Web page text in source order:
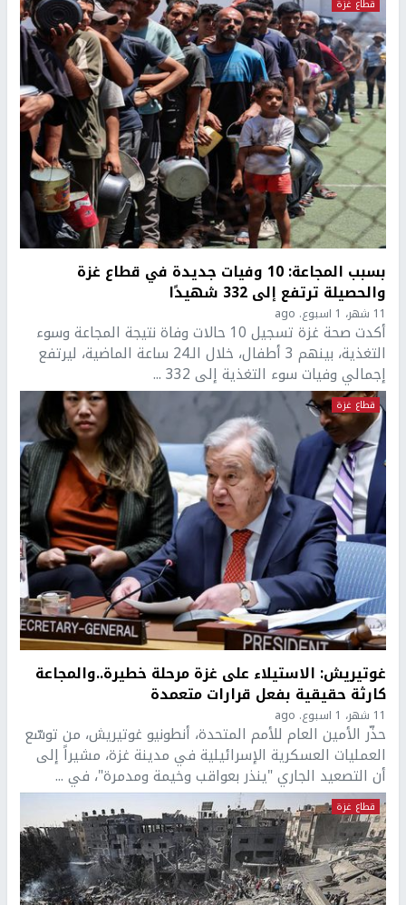
قطاع غزة
بسبب المجاعة: 10 وفيات جديدة في قطاع غزة
والحصيلة ترتفع إلى 332 شهيدًا
11 شهر، 1 اسبوع. ago
أكدت صحة غزة تسجيل 10 حالات وفاة نتيجة المجاعة وسوء
التغذية، بينهم 3 أطفال، خلال الـ24 ساعة الماضية، ليرتفع
إجمالي وفيات سوء التغذية إلى 332 ...
قطاع غزة
غوتيريش: الاستيلاء على غزة مرحلة خطيرة..والمجاعة
كارثة حقيقية بفعل قرارات متعمدة
11 شهر، 1 اسبوع. ago
حذّر الأمين العام للأمم المتحدة، أنطونيو غوتيريش، من توسّع
العمليات العسكرية الإسرائيلية في مدينة غزة، مشيراً إلى
أن التصعيد الجاري "ينذر بعواقب وخيمة ومدمرة"، في ...
قطاع غزة